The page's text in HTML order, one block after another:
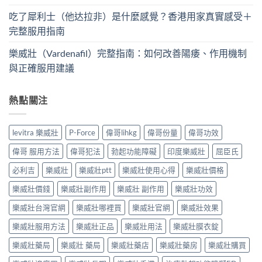
吃了犀利士（他达拉非）是什麼感覺？香港用家真實感受＋
完整服用指南
樂威壯（Vardenafil）完整指南：如何改善陽痿、作用機制
與正確服用建議
熱點關注
levitra 樂威壯 P-Force 偉哥lihkg 偉哥份量
偉哥功效
偉哥 服用方法
偉哥犯法 勃起功能障礙 印度樂威壯
屈臣氏
必利吉
樂威壯 樂威壯ptt 樂威壯使用心得
樂威壯價格
樂威壯價錢
樂威壯副作用 樂威壯 副作用
樂威壯功效
樂威壯台灣官網
樂威壯哪裡買 樂威壯官網
樂威壯效果
樂威壯服用方法
樂威壯正品 樂威壯用法
樂威壯膜衣錠
樂威壯藥局
樂威壯 藥局 樂威壯藥店 樂威壯藥房
樂威壯購買